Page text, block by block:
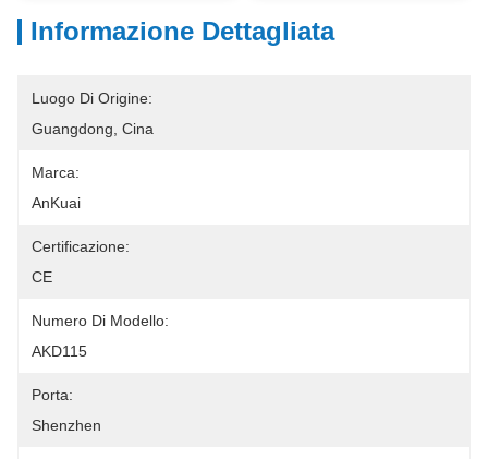
Informazione Dettagliata
Luogo Di Origine:
Guangdong, Cina
Marca:
AnKuai
Certificazione:
CE
Numero Di Modello:
AKD115
Porta:
Shenzhen